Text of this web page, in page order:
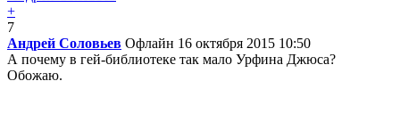
+
7
Андрей Соловьев Офлайн 16 октября 2015 10:50
А почему в гей-библиотеке так мало Урфина Джюса?
Обожаю.